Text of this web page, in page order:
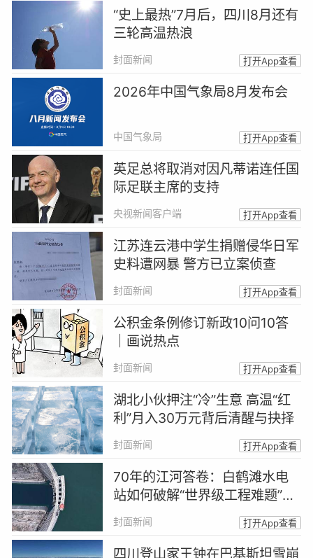
“史上最热”7月后，四川8月还有
三轮高温热浪
封面新闻 打开App查看
2026年中国气象局8月发布会
中国气象局 打开App查看
英足总将取消对因凡蒂诺连任国
际足联主席的支持
央视新闻客户端 打开App查看
江苏连云港中学生捐赠侵华日军
史料遭网暴 警方已立案侦查
封面新闻 打开App查看
公积金条例修订新政10问10答
｜画说热点
封面新闻 打开App查看
湖北小伙押注“冷”生意 高温“红
利”月入30万元背后清醒与抉择
封面新闻 打开App查看
70年的江河答卷：白鹤滩水电
站如何破解“世界级工程难题”？
｜封面头条
封面新闻 打开App查看
四川登山家王钟在巴基斯坦雪崩